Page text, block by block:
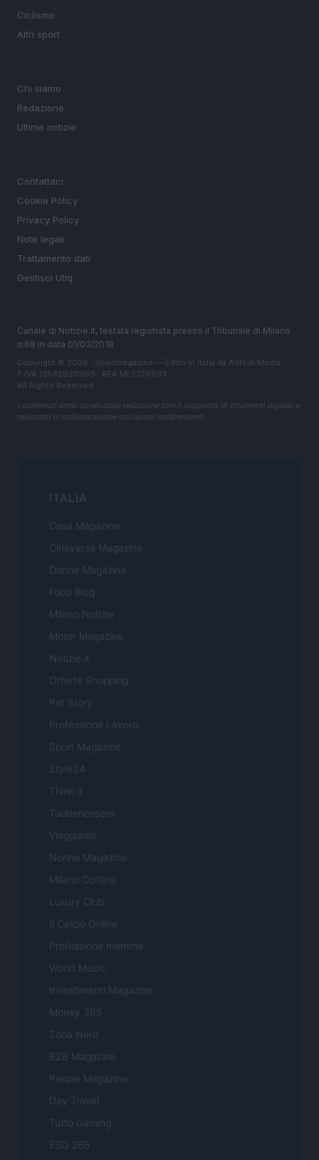
Ciclismo
Altri sport
Chi siamo
Redazione
Ultime notizie
Contattaci
Cookie Policy
Privacy Policy
Note legali
Trattamento dati
Gestisci Utiq
Canale di Notizie.it, testata registrata presso il Tribunale di Milano
n.68 in data 01/03/2018
Copyright © 2026 · Sportmagazine — Edito in Italia da AdHub Media
P.IVA 13542920965 · REA MI 2729933
All Rights Reserved
I contenuti sono curati dalla redazione con il supporto di strumenti digitali e
realizzati in collaborazione con autori indipendenti.
ITALIA
Casa Magazine
Cineverse Magazine
Donne Magazine
Food Blog
Milano Notizie
Motor Magazine
Notizie.it
Offerte Shopping
Pet Story
Professione Lavoro
Sport Magazine
Style24
Think.it
Tuobenessere
Viaggiamo
Nonne Magazine
Milano Cortina
Luxury Club
Il Calcio Online
Professione mamma
World Music
Investimenti Magazine
Money 365
Zona Nerd
B2B Magazine
People Magazine
Day Travel
Tutto Gaming
ESG 365